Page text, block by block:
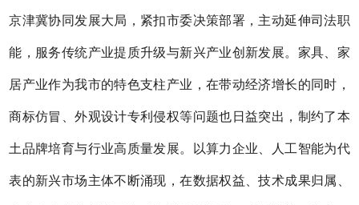
京津冀协同发展大局，紧扣市委决策部署，主动延伸司法职
能，服务传统产业提质升级与新兴产业创新发展。家具、家
居产业作为我市的特色支柱产业，在带动经济增长的同时，
商标仿冒、外观设计专利侵权等问题也日益突出，制约了本
土品牌培育与行业高质量发展。以算力企业、人工智能为代
表的新兴市场主体不断涌现，在数据权益、技术成果归属、